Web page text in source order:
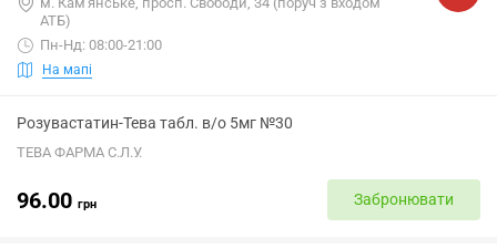
АТБ)
Пн-Нд: 08:00-21:00
На мапі
Розувастатин-Тева табл. в/о 5мг №30
ТЕВА ФАРМА С.Л.У.
96.00 грн Забронювати